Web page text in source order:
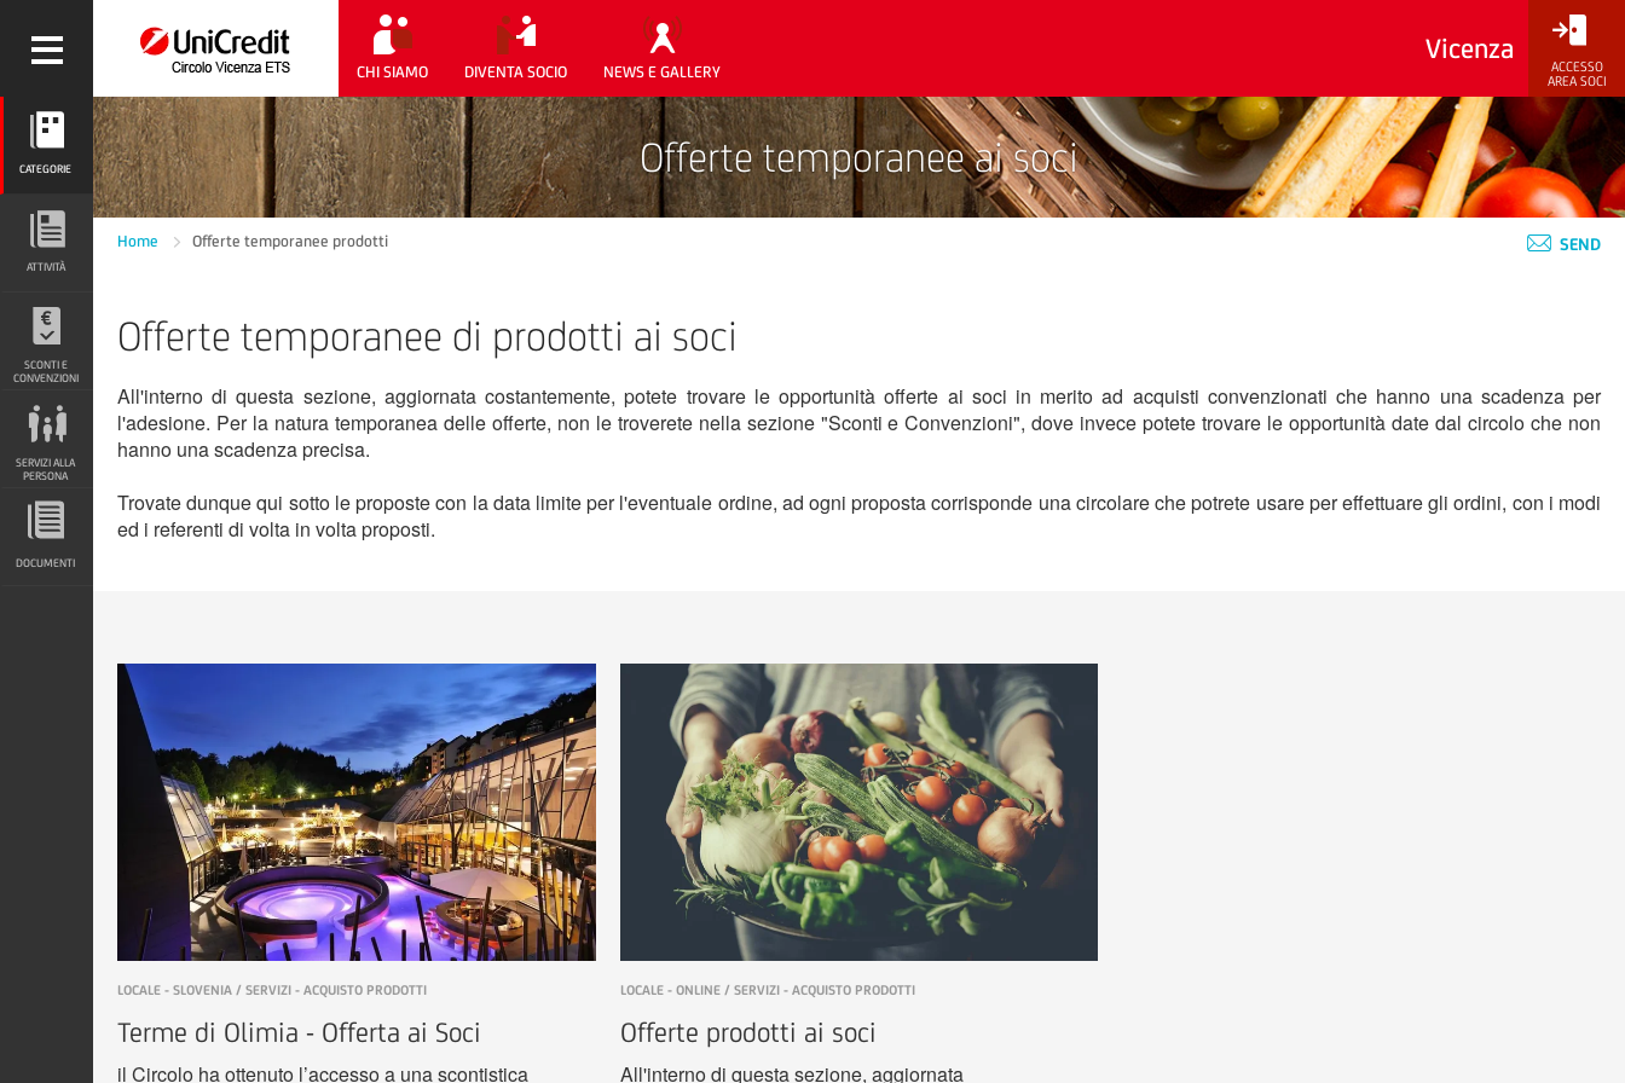
CHI SIAMO DIVENTA SOCIO NEWS E GALLERY
Vicenza
ACCESSO
AREA SOCI
CATEGORIE
CATEGORIE
ATTIVITÀ
ATTIVITÀ
SCONTI E
CONVENZIONI
SCONTI E CONVENZIONI
SERVIZI ALLA
PERSONA
SERVIZI ALLA PERSONA
DOCUMENTI
DOCUMENTI
Offerte temporanee ai soci
Home Offerte temporanee prodotti SEND
Offerte temporanee di prodotti ai soci
All'interno di questa sezione, aggiornata costantemente, potete trovare le opportunità offerte ai soci in merito ad acquisti convenzionati che hanno una scadenza per
l'adesione. Per la natura temporanea delle offerte, non le troverete nella sezione "Sconti e Convenzioni", dove invece potete trovare le opportunità date dal circolo che non
hanno una scadenza precisa.
Trovate dunque qui sotto le proposte con la data limite per l'eventuale ordine, ad ogni proposta corrisponde una circolare che potrete usare per effettuare gli ordini, con i modi
ed i referenti di volta in volta proposti.
LOCALE - SLOVENIA / SERVIZI - ACQUISTO PRODOTTI
Terme di Olimia - Offerta ai Soci
il Circolo ha ottenuto l’accesso a una scontistica
LOCALE - ONLINE / SERVIZI - ACQUISTO PRODOTTI
Offerte prodotti ai soci
All'interno di questa sezione, aggiornata